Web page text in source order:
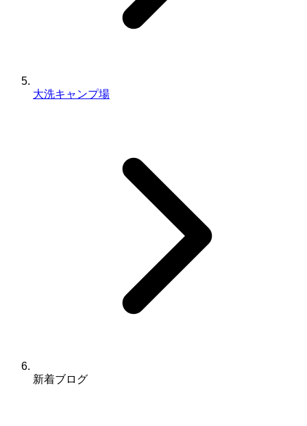
大洗キャンプ場
新着ブログ